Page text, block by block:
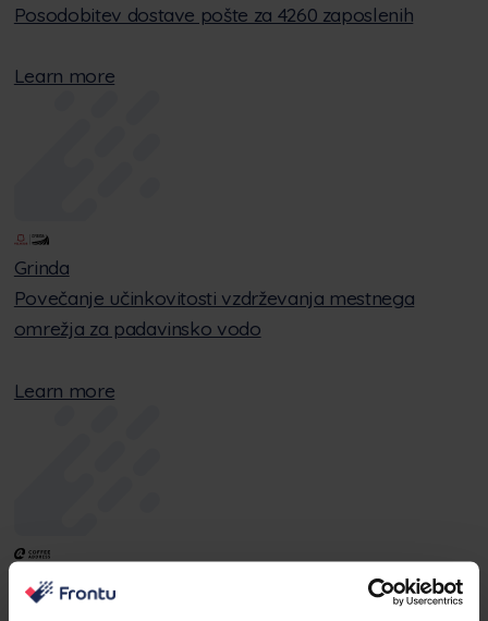
Posodobitev dostave pošte za 4260 zaposlenih
Learn more
Grinda
Povečanje učinkovitosti vzdrževanja mestnega
omrežja za padavinsko vodo
Learn more
Naslov za kavo
Optimizacija storitev za 12.000 prodajnih avtomatov